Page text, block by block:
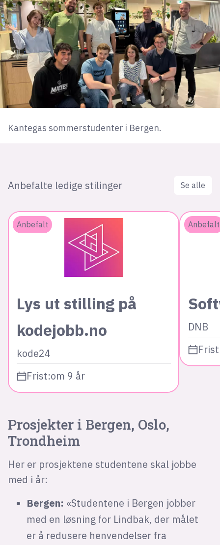
Kantegas sommerstudenter i Bergen.
Anbefalte ledige stilinger Se alle
Anbefalt
Lys ut stilling på
kodejobb.no
kode24
Frist:om 9 år
Anbefalt
DNB
Prosjekter i Bergen, Oslo,
Trondheim
Her er prosjektene studentene skal jobbe
med i år:
Bergen: «Studentene i Bergen jobber
med en løsning for Lindbak, der målet
er å redusere henvendelser fra